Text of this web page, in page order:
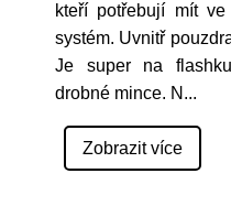
kteří potřebují mít
systém. Uvnitř
Je super na
drobné mince. N ...
Zobrazit více